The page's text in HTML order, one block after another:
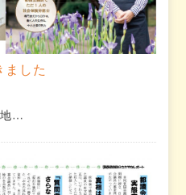
した
…